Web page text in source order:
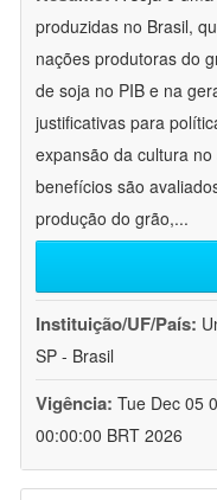
produzidas no Brasil,
nações produtoras do
de soja no PIB e na
justificativas para
expansão da cultura
benefícios são
produção do grão,...
Instituição/UF/País:
SP - Brasil
Vigência: Tue Dec 05
00:00:00 BRT 2026